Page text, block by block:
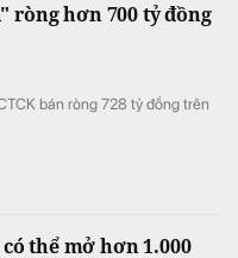
ròng hơn 700 tỷ đồng
bán ròng 728 tỷ đồng trên
thể mở hơn 1.000